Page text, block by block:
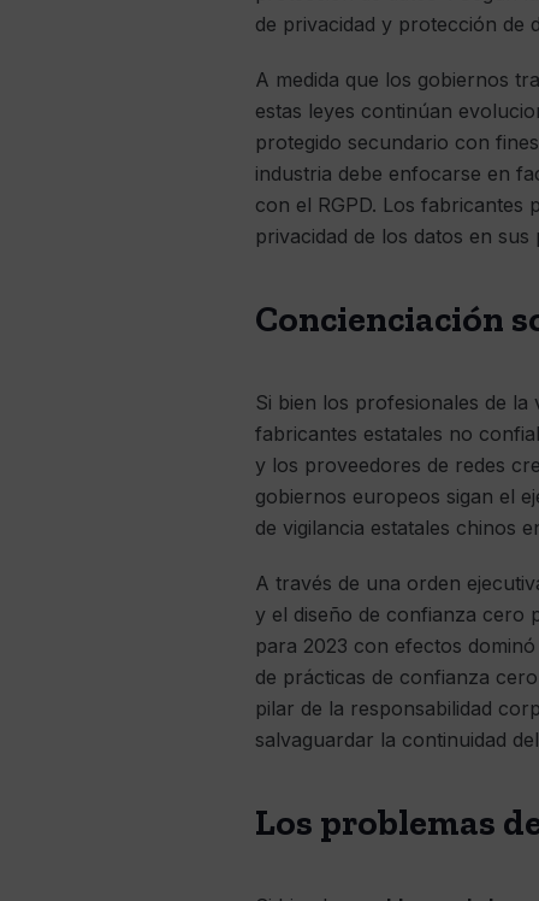
de privacidad y protección de
A medida que los gobiernos
estas leyes continúan
protegido secundario con
industria debe enfocarse en
con el RGPD. Los fabricantes
privacidad de los datos en
Concienciación
Si bien los profesionales de la
fabricantes estatales no
y los proveedores de redes
gobiernos europeos sigan el
de vigilancia estatales chinos
A través de una orden
y el diseño de confianza cero
para 2023 con efectos
de prácticas de confianza
pilar de la responsabilidad
salvaguardar la continuidad
Los problemas